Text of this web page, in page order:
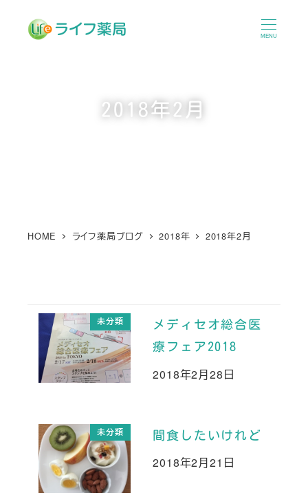
MENU
2018年2月
HOME ライフ薬局ブログ 2018年 2018年2月
未分類
メディセオ総合医
療フェア2018
投稿日
2018年2月28日
未分類 間食したいけれど
投稿日
2018年2月21日